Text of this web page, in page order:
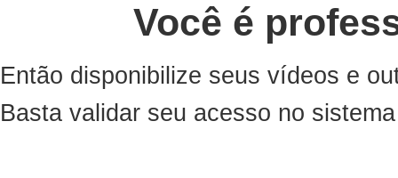
Você é
Então disponibilize seus vídeos e
Basta validar seu acesso no